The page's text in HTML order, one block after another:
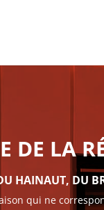
DE LA
HAINAUT, DU
qui ne